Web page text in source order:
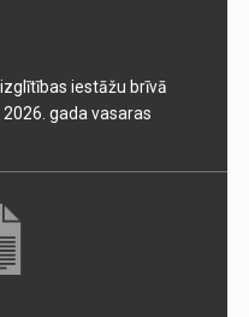
iestāžu brīvā
gada vasaras